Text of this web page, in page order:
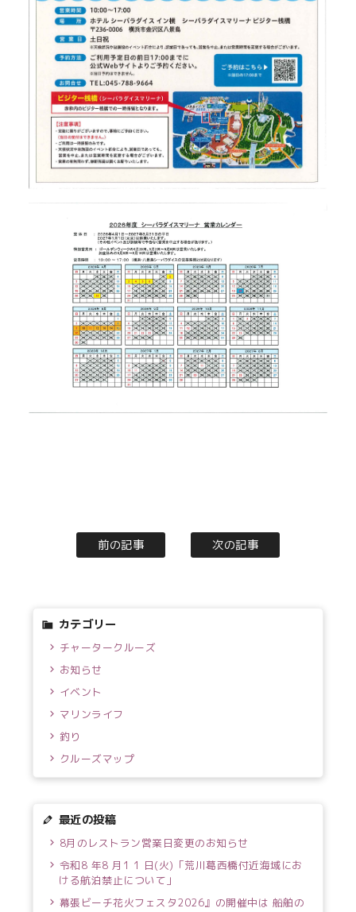
前の記事 次の記事
カテゴリー
チャータークルーズ
お知らせ
イベント
マリンライフ
釣り
クルーズマップ
最近の投稿
8月のレストラン営業日変更のお知らせ
令和8 年8 月1 1 日(火)「荒川葛西橋付近海域にお
ける航泊禁止について」
幕張ビーチ花火フェスタ2026』の開催中は 船舶の